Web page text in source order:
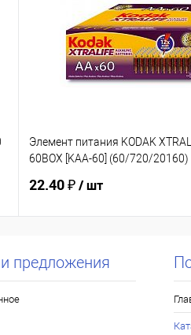
Элемент питания KODAK
60BOX [KAA-60] (60/720/
22.40 ₽/ шт
предложения